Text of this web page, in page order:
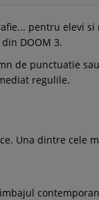
pentru elevi
DOOM 3.
de punctuatie
regulile.
Una dintre cele